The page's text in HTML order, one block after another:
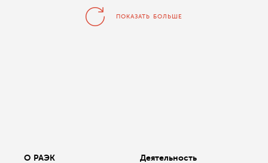
ПОКАЗАТЬ БОЛЬШЕ
О РАЭК Деятельность